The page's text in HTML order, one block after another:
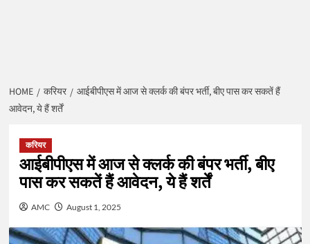
HOME करियर
आईबीपीएस में आज से क्लर्क की बंपर भर्ती, बीए पास कर सकतें हैं
आवेदन, ये हैं शर्तें
करियर
आईबीपीएस में आज से क्लर्क की बंपर भर्ती, बीए
पास कर सकतें हैं आवेदन, ये हैं शर्तें
AMC August 1, 2025